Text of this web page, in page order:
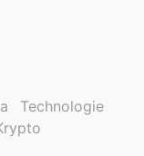
Technologie